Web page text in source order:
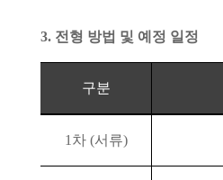
3. 전형 방법 및 예정 일정
구분
1 차 (서류)